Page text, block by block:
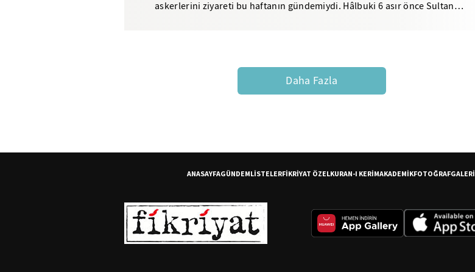
askerlerini ziyareti bu haftanın gündemiydi. Hâlbuki 6 asır önce Sultan
Daha Fazla
ANASAYFAGÜNDEMLİSTELERFİKRİYAT ÖZELKURAN-I KERİMAKADEMİKFOTOĞRAFGALERİ